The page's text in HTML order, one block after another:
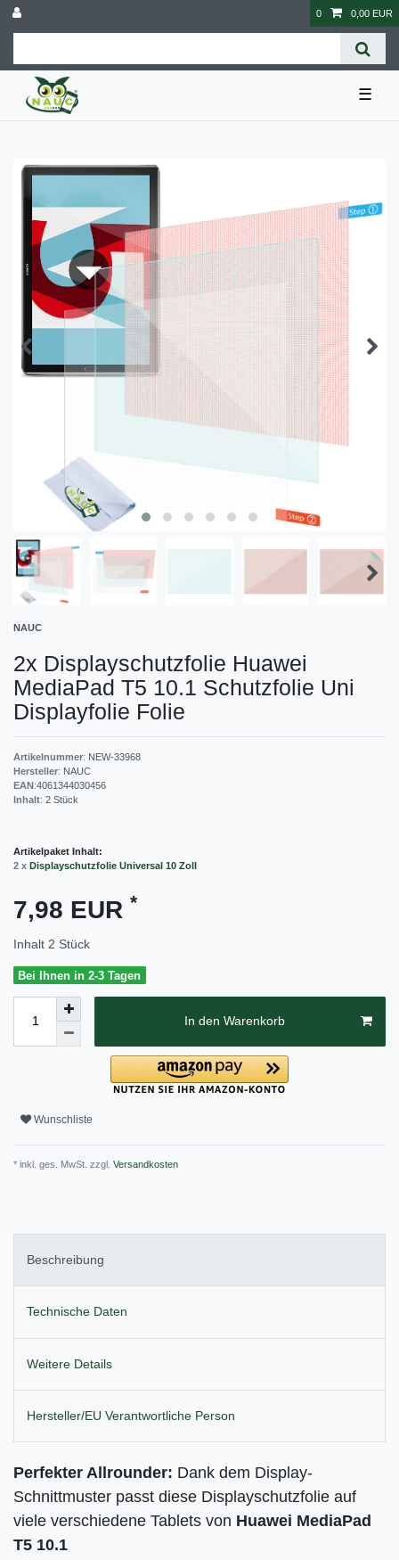
0 0,00 EUR
☰
NAUC
2x Displayschutzfolie Huawei
MediaPad T5 10.1 Schutzfolie Uni
Displayfolie Folie
Artikelnummer: NEW-33968
Hersteller: NAUC
EAN:4061344030456
Inhalt: 2 Stück
Artikelpaket Inhalt:
2 x Displayschutzfolie Universal 10 Zoll
7,98 EUR *
Inhalt 2 Stück
Bei Ihnen in 2-3 Tagen
In den Warenkorb
Wunschliste
* inkl. ges. MwSt. zzgl. Versandkosten
Beschreibung
Technische Daten
Weitere Details
Hersteller/EU Verantwortliche Person
Perfekter Allrounder: Dank dem Display-
Schnittmuster passt diese Displayschutzfolie auf
viele verschiedene Tablets von Huawei MediaPad
T5 10.1